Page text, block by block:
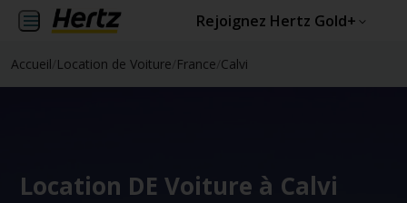
Rejoignez Hertz Gold+
Accueil Location de Voiture France Calvi
Location DE Voiture à Calvi